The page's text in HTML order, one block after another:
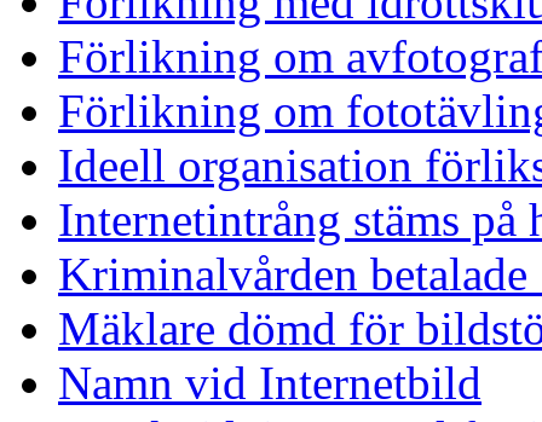
Förlikning om
Förlikning om
Ideell organisation
Internetintrång stäms på
Kriminalvården
Mäklare dömd för
Namn vid Internetbild